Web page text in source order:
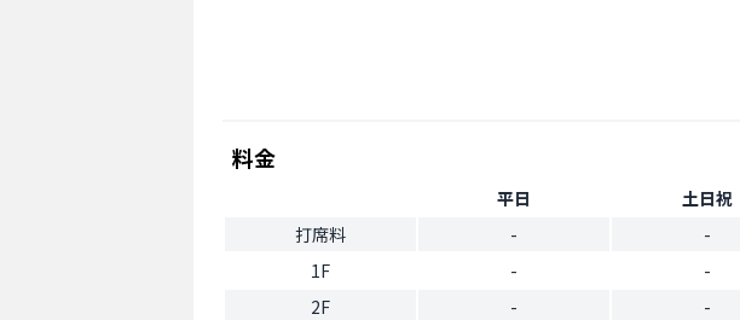
料金
平日
土日祝
打席料
-
-
1F
-
-
2F
-
-